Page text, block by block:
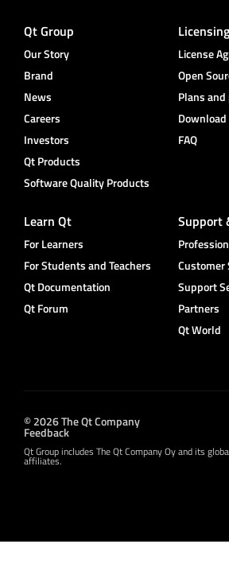
Qt Group
Our Story
Brand
News
Careers
Investors
Qt Products
Software Quality Products
Licensing
License
Open
Plans
Download
FAQ
Learn Qt
For Learners
For Students and Teachers
Qt Documentation
Qt Forum
Support
Customer
Support
Partners
Qt World
© 2026 The Qt Company
Feedback
Qt Group includes The Qt Company Oy and its
affiliates.